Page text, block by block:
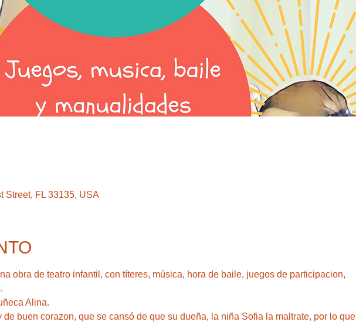
Street, FL 33135, USA
buen corazon, que se cansó de que su dueña, la niña Sofia la maltrate, por lo que